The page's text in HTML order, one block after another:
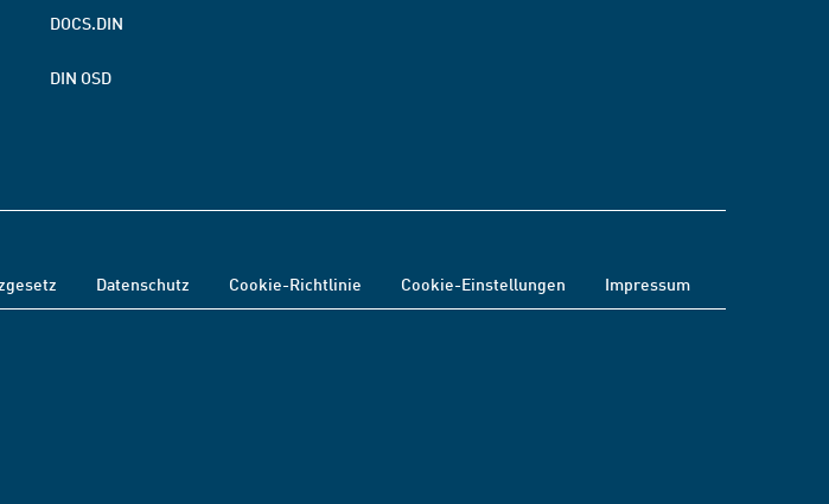
DOCS.DIN
DIN OSD
Datenschutz Cookie-Richtlinie Cookie-Einstellungen Impressum